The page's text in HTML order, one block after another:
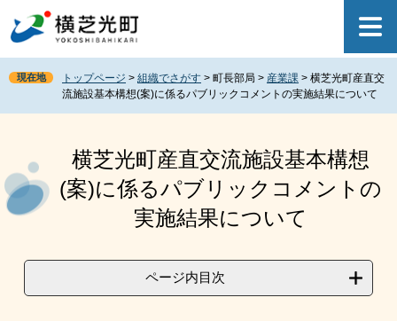
ジ
先
ュ
を
本
文
へ
現在地 トップページ > 組織でさがす > 町長部局 > 産業課 > 横芝光町産直交
流施設基本構想(案)に係るパブリックコメントの実施結果について
横芝光町産直交流施設基本構想
(案)に係るパブリックコメントの
実施結果について
ページ内目次